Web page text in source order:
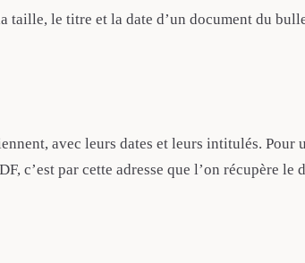
taille, le titre et la date d’un document du
avec leurs dates et leurs intitulés.
c’est par cette adresse que l’on récupère